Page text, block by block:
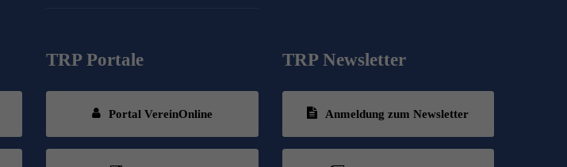
TRP Portale
Portal VereinOnline
TRP Newsletter
Anmeldung zum Newsletter